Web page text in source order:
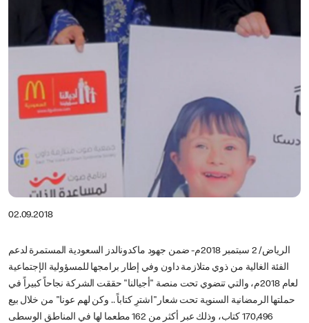
02.09.2018
الرياض/ 2 سبتمبر 2018م- ضمن جهود ماكدونالدز السعودية المستمرة لدعم
الفئة الغالية من ذوي متلازمة داون وفي إطار برامجها للمسؤولية الإجتماعية
لعام 2018م، والتي تنضوي تحت منصة "أجيالنا" حققت الشركة نجاحاً كبيراً في
حملتها الرمضانية السنوية تحت شعار"اشترِ كتاباً .. وكن لهم عونا" من خلال بيع
170,496 كتاب، وذلك عبر أكثر من 162 مطعما لها في المناطق الوسطى